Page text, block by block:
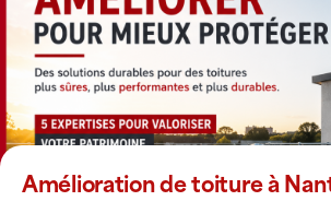
Amélioration de toiture à